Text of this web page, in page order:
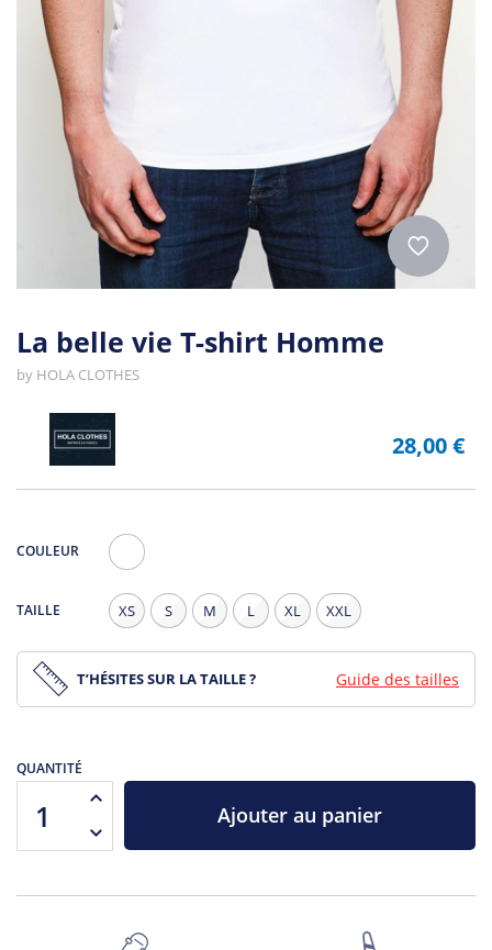
La belle vie T-shirt Homme
by HOLA CLOTHES
28,00 €
COULEUR
TAILLE XS S M L XL XXL
T’HÉSITES SUR LA TAILLE ? Guide des tailles
QUANTITÉ
Ajouter au panier